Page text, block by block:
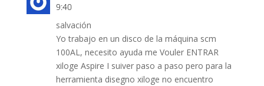
9:40
salvación
Yo trabajo en un disco de la máquina scm
100AL, necesito ayuda me Vouler ENTRAR
xiloge Aspire I suiver paso a paso pero para la
herramienta disegno xiloge no encuentro